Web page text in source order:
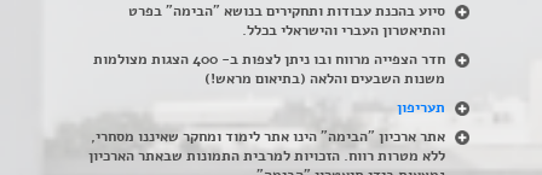
סיוע בהכנת עבודות ותחקירים בנושא "הבימה" בפרט
והתיאטרון העברי והישראלי בכלל.
חדר הצפייה מרווח ובו ניתן לצפות ב- 400 הצגות מצולמות
משנות השבעים והלאה (בתיאום מראש!)
תעריפון
אתר ארכיון "הבימה" הינו אתר לימוד ומחקר שאיננו מסחרי,
ללא מטרות רווח. הזכויות למרבית התמונות שבאתר הארכיון